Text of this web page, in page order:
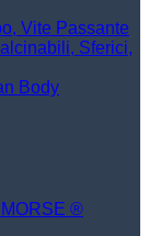
Vite Passante
Sferici,
Body
®